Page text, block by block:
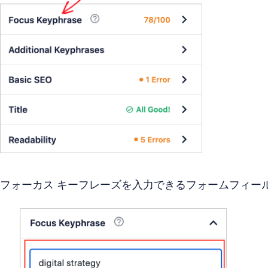
フォーカス キーフレーズを入力できるフォームフィー